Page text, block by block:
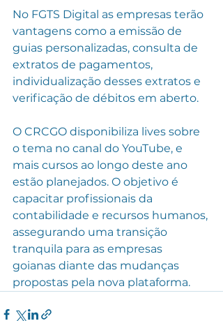
No FGTS Digital as empresas terão
vantagens como a emissão de
guias personalizadas, consulta de
extratos de pagamentos,
individualização desses extratos e
verificação de débitos em aberto.
O CRCGO disponibiliza lives sobre
o tema no canal do YouTube, e
mais cursos ao longo deste ano
estão planejados. O objetivo é
capacitar profissionais da
contabilidade e recursos humanos,
assegurando uma transição
tranquila para as empresas
goianas diante das mudanças
propostas pela nova plataforma.